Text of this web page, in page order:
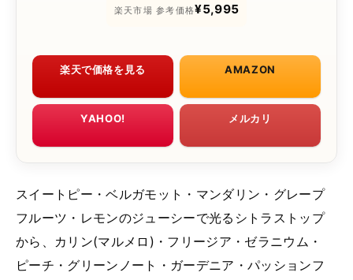
楽天市場 参考価格¥5,995
楽天で価格を見る AMAZON
YAHOO! メルカリ
スイートピー・ベルガモット・マンダリン・グレープ
フルーツ・レモンのジューシーで光るシトラストップ
から、カリン(マルメロ)・フリージア・ゼラニウム・
ピーチ・グリーンノート・ガーデニア・パッションフ